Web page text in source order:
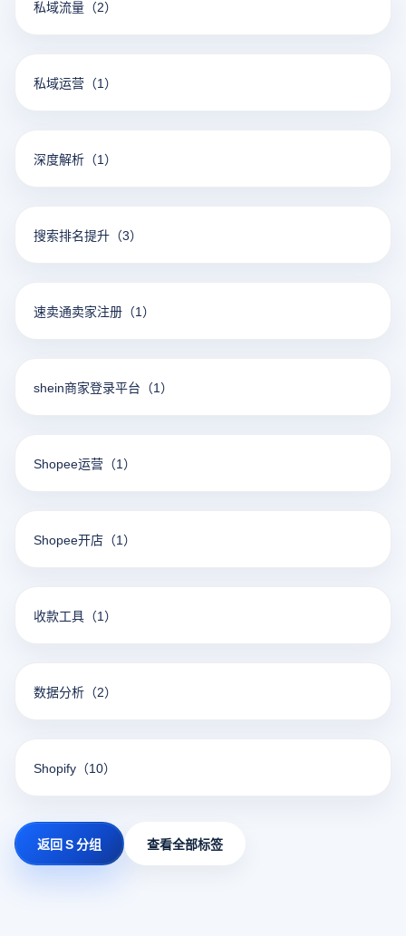
私域流量 （2）
私域运营 （1）
深度解析 （1）
搜索排名提升 （3）
速卖通卖家注册 （1）
shein商家登录平台 （1）
Shopee运营 （1）
Shopee开店 （1）
收款工具 （1）
数据分析 （2）
Shopify （10）
返回 S 分组 查看全部标签